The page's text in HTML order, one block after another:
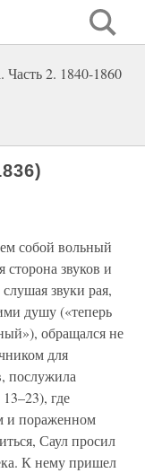
Часть 2. 1840-1860
собой вольный
звуков и
звуки рая,
душу («теперь
обращался не
для
послужила
где
и пораженном
Саул просил
К нему пришел